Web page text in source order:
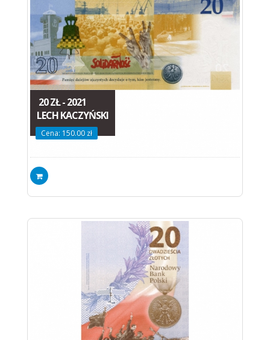
20 ZŁ - 2021
LECH KACZYŃSKI
Cena: 150.00 zł